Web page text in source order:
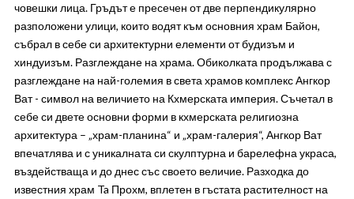
човешки лица. Гръдът е пресечен от две перпендикулярно
разположени улици, които водят към основния храм Байон,
събрал в себе си архитектурни елементи от будизъм и
хиндуизъм. Разглеждане на храма. Обиколката продължава с
разглеждане нa най-големия в света храмов комплекс Ангкор
Ват - символ на величието на Кхмерската империя. Съчетал в
себе си двете основни форми в кхмерската религиозна
архитектура – „храм-планина“ и „храм-галерия“, Ангкор Ват
впечатлява и с уникалната си скулптурна и барелефна украса,
въздействаща и до днес със своето величие. Разходка до
известния храм Ta Прохм, вплетен в гъстата растителност на